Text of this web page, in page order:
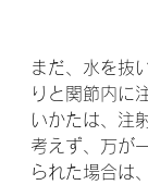
まだ、水を抜
りと関節内に
いかたは、注
考えず、万が
られた場合は